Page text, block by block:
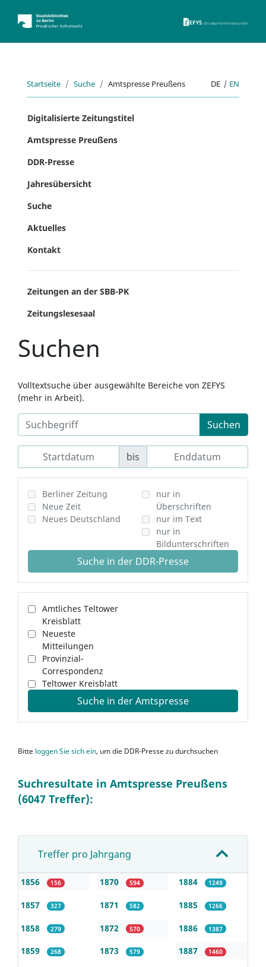
Startseite Suche Amtspresse Preußens DE | EN
Digitalisierte Zeitungstitel
Amtspresse Preußens
DDR-Presse
Jahresübersicht
Suche
Aktuelles
Kontakt
Zeitungen an der SBB-PK
Zeitungslesesaal
Suchen
Volltextsuche über ausgewählte Bereiche von ZEFYS
(mehr in Arbeit).
Suchen
bis
Berliner Zeitung
Neue Zeit
Neues Deutschland
nur in
Überschriften
nur im Text
nur in
Bildunterschriften
Suche in der DDR-Presse
Amtliches Teltower
Kreisblatt
Neueste
Mitteilungen
Provinzial-
Correspondenz
Teltower Kreisblatt
Suche in der Amtspresse
Bitte loggen Sie sich ein, um die DDR-Presse zu durchsuchen
Suchresultate in Amtspresse Preußens
(6047 Treffer):
Treffer pro Jahrgang
1856 156
1857 327
1858 279
1859 268
1870 594
1871 582
1872 570
1873 579
1884 1249
1885 1266
1886 1387
1887 1460